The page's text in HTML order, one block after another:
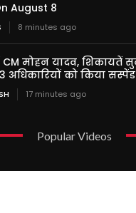
August 8
8 minutes ago
मोहन यादव, शिकायतें
अधिकारियों को किया सस्पेंड
17 minutes ago
Popular Videos